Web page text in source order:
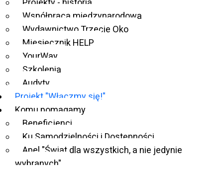
Projekty - historia
Współpraca międzynarodowa
Wydawnictwo Trzecie Oko
Miesięcznik HELP
YourWay
Szkolenia
Audyty
Projekt "Włączmy się!"
Komu pomagamy
Beneficjenci
Ku Samodzielności i Dostępności
Apel "Świat dla wszystkich, a nie jedynie
wybranych"
wspieranie finansowe ciekawych i innowacyjnych
działań w krajach uboższych, gdzie trudno znaleźć
możliwości finansowania takich przedsięwzięć. Do
fundacji zgłosiło się kilkanaście krajów z niezwykle
interesującymi i inspirującymi pomysłami. Kapituła,
obradująca w tej sprawie miała naprawdę bardzo
trudne zadanie, by wyłonić zwycięzców. Udało się
jednak na szczęście tego dokonać i wyniki konkursu
przedstawiają się następująco:
Miejsce I,nagroda: 800 dolarów amerykańskich